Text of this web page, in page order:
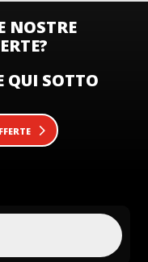
NOSTRE
QUI SOTTO